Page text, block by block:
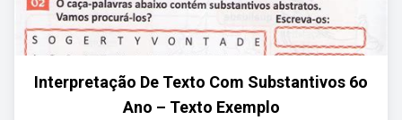
Interpretação De Texto Com Substantivos 6o
Ano – Texto Exemplo